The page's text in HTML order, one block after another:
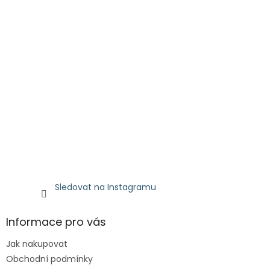
Sledovat na Instagramu
Informace pro vás
Jak nakupovat
Obchodní podmínky